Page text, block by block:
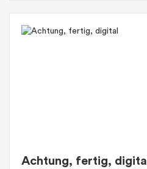
Achtung, fertig, digital